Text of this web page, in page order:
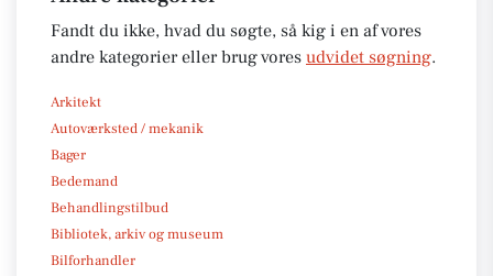
Fandt du ikke, hvad du søgte, så kig i en af vores
andre kategorier eller brug vores udvidet søgning.
Arkitekt
Autoværksted / mekanik
Bager
Bedemand
Behandlingstilbud
Bibliotek, arkiv og museum
Bilforhandler